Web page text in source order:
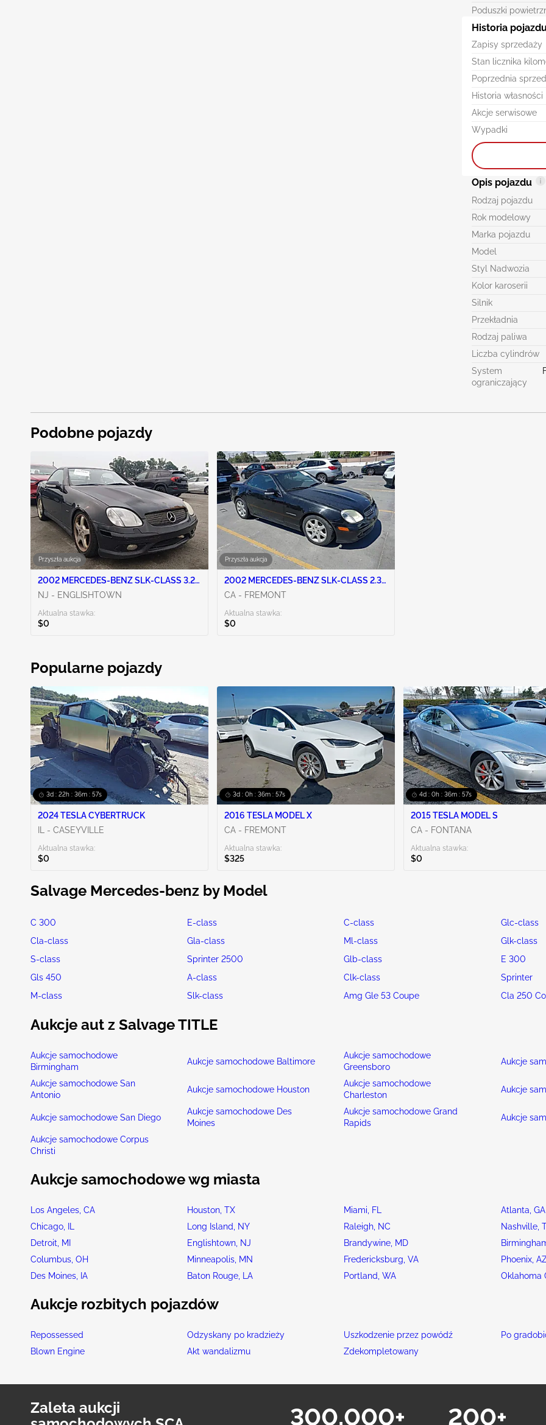
Poduszki
Historia
Zapisy sprzedaży
Stan licznika
Poprzednia
Historia własności
Akcje serwisowe
Wypadki
Opis pojazdu
Rodzaj pojazdu
Rok modelowy
Marka pojazdu
Model
Styl Nadwozia
Kolor karoserii
Silnik
Przekładnia
Rodzaj paliwa
Liczba cylindrów
System
ograniczający
Podobne pojazdy
Przyszła aukcja
2002 MERCEDES-BENZ SLK-CLASS 3.2L
6
NJ - ENGLISHTOWN
Aktualna stawka:
$0
Przyszła aukcja
2002 MERCEDES-BENZ SLK-CLASS 2.3L
4
CA - FREMONT
Aktualna stawka:
$0
Popularne pojazdy
3d : 22h : 36m : 55s
2024 TESLA CYBERTRUCK
IL - CASEYVILLE
Aktualna stawka:
$0
3d : 0h : 36m : 55s
2016 TESLA MODEL X
CA - FREMONT
Aktualna stawka:
$325
4d : 0h : 36m : 55s
2015 TESLA MODEL S
CA - FONTANA
Aktualna stawka:
$0
Salvage Mercedes-benz by Model
C 300 E-class C-class Glc-class
Cla-class
Gla-class Ml-class Glk-class
S-class
Sprinter 2500 Glb-class E 300
Gls 450
A-class Clk-class Sprinter
M-class
Slk-class Amg Gle 53 Coupe Cla 250
Aukcje aut z Salvage TITLE
Aukcje samochodowe
Birmingham
Aukcje samochodowe Baltimore
Aukcje samochodowe
Greensboro
Aukcje
Aukcje samochodowe San
Antonio
Aukcje samochodowe Houston
Aukcje samochodowe
Charleston
Aukcje
Aukcje samochodowe San Diego
Aukcje samochodowe Des
Moines
Aukcje samochodowe Grand
Rapids
Aukcje
Aukcje samochodowe Corpus
Christi
Aukcje samochodowe wg miasta
Los Angeles, CA Houston, TX Miami, FL Atlanta, GA
Chicago, IL
Long Island, NY Raleigh, NC Nashville,
Detroit, MI
Englishtown, NJ Brandywine, MD
Columbus, OH
Minneapolis, MN Fredericksburg, VA Phoenix,
Des Moines, IA
Baton Rouge, LA Portland, WA Oklahoma
Aukcje rozbitych pojazdów
Repossessed Odzyskany po kradzieży Uszkodzenie przez powódź Po
Blown Engine
Akt wandalizmu Zdekompletowany
Zaleta aukcji
300,000+ 200+